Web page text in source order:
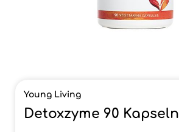
Young Living
Detoxzyme 90 Kapseln